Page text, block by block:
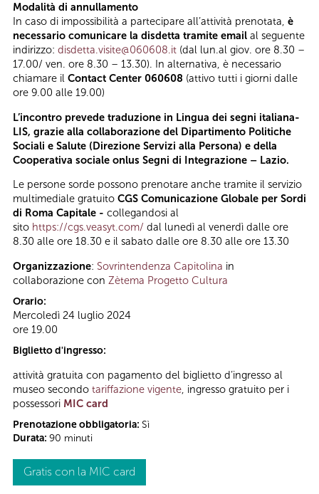
Modalità di annullamento
In caso di impossibilità a partecipare all’attività prenotata, è
necessario comunicare la disdetta tramite email al seguente
indirizzo: disdetta.visite@060608.it (dal lun.al giov. ore 8.30 –
17.00/ ven. ore 8.30 – 13.30). In alternativa, è necessario
chiamare il Contact Center 060608 (attivo tutti i giorni dalle
ore 9.00 alle 19.00)
L’incontro prevede traduzione in Lingua dei segni italiana-
LIS, grazie alla collaborazione del Dipartimento Politiche
Sociali e Salute (Direzione Servizi alla Persona) e della
Cooperativa sociale onlus Segni di Integrazione – Lazio.
Le persone sorde possono prenotare anche tramite il servizio
multimediale gratuito CGS Comunicazione Globale per Sordi
di Roma Capitale - collegandosi al
sito https://cgs.veasyt.com/ dal lunedì al venerdì dalle ore
8.30 alle ore 18.30 e il sabato dalle ore 8.30 alle ore 13.30
Organizzazione: Sovrintendenza Capitolina in
collaborazione con Zètema Progetto Cultura
Orario:
Mercoledì 24 luglio 2024
ore 19.00
Biglietto d'ingresso:
attività gratuita con pagamento del biglietto d’ingresso al
museo secondo tariffazione vigente , ingresso gratuito per i
possessori MIC card
Prenotazione obbligatoria: Sì
Durata: 90 minuti
Gratis con la MIC card